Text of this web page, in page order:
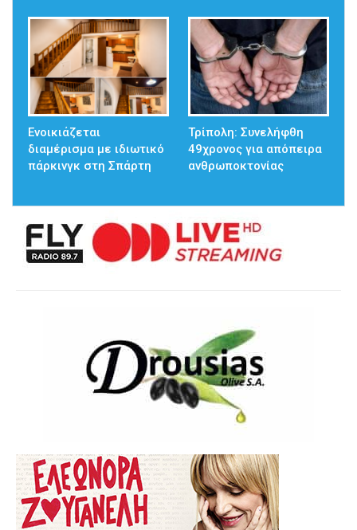
Ενοικιάζεται
διαμέρισμα με ιδιωτικό
πάρκινγκ στη Σπάρτη
Τρίπολη: Συνελήφθη
49χρονος για απόπειρα
ανθρωποκτονίας